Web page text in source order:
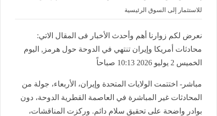
للاستثمار إلى السوق الرئيسية
نعرض لكم زوارنا أهم وأحدث الأخبار فى المقال الاتي:
محادثات أمريكا وإيران تنتهي في الدوحة حول هرمز, اليوم
الخميس 2 يوليو 2026 10:13 صباحاً
مباشر- اختتمت الولايات المتحدة وإيران، الأربعاء، جولة من
المحادثات غير المباشرة في العاصمة القطرية الدوحة، دون
بوادر واضحة على تحقيق سلام دائم. وركزت المناقشات،